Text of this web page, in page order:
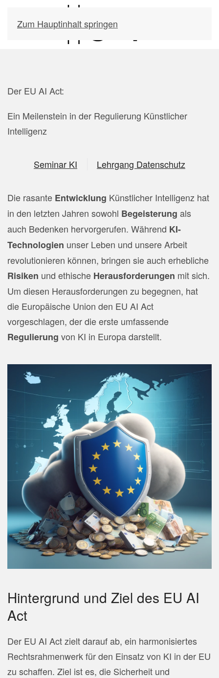
Zum Hauptinhalt springen
Der EU AI Act:
Ein Meilenstein in der Regulierung Künstlicher
Intelligenz
Seminar KI Lehrgang Datenschutz
Die rasante Entwicklung Künstlicher Intelligenz hat
in den letzten Jahren sowohl Begeisterung als
auch Bedenken hervorgerufen. Während KI-
Technologien unser Leben und unsere Arbeit
revolutionieren können, bringen sie auch erhebliche
Risiken und ethische Herausforderungen mit sich.
Um diesen Herausforderungen zu begegnen, hat
die Europäische Union den EU AI Act
vorgeschlagen, der die erste umfassende
Regulierung von KI in Europa darstellt.
Hintergrund und Ziel des EU AI
Act
Der EU AI Act zielt darauf ab, ein harmonisiertes
Rechtsrahmenwerk für den Einsatz von KI in der EU
zu schaffen. Ziel ist es, die Sicherheit und